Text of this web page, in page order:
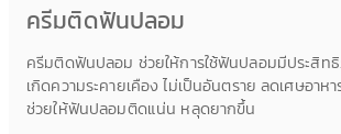
ครีมติดฟันปลอม
ครีมติดฟันปลอม ช่วยให้การใช้ฟันปลอมมีประสิท
เกิดความระคายเคือง ไม่เป็นอันตราย ลดเศษอา
ช่วยให้ฟันปลอมติดแน่น หลุดยากขึ้น